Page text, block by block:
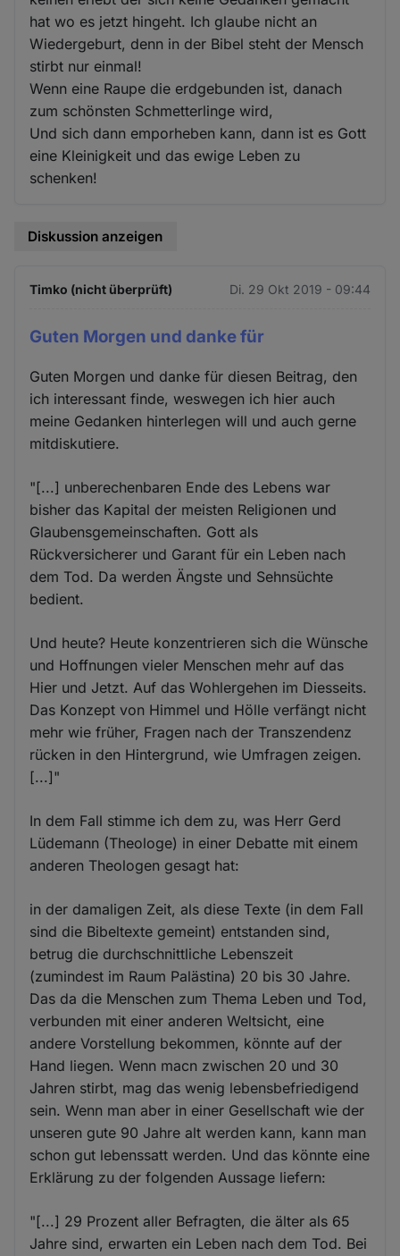
hat wo es jetzt hingeht. Ich glaube nicht an
Wiedergeburt, denn in der Bibel steht der Mensch
stirbt nur einmal!
Wenn eine Raupe die erdgebunden ist, danach
zum schönsten Schmetterlinge wird,
Und sich dann emporheben kann, dann ist es Gott
eine Kleinigkeit und das ewige Leben zu
schenken!
Diskussion anzeigen
Timko (nicht überprüft) Di. 29 Okt 2019 - 09:44
Guten Morgen und danke für
Guten Morgen und danke für diesen Beitrag, den
ich interessant finde, weswegen ich hier auch
meine Gedanken hinterlegen will und auch gerne
mitdiskutiere.
"[...] unberechenbaren Ende des Lebens war
bisher das Kapital der meisten Religionen und
Glaubensgemeinschaften. Gott als
Rückversicherer und Garant für ein Leben nach
dem Tod. Da werden Ängste und Sehnsüchte
bedient.
Und heute? Heute konzentrieren sich die Wünsche
und Hoffnungen vieler Menschen mehr auf das
Hier und Jetzt. Auf das Wohlergehen im Diesseits.
Das Konzept von Himmel und Hölle verfängt nicht
mehr wie früher, Fragen nach der Transzendenz
rücken in den Hintergrund, wie Umfragen zeigen.
[...]"
In dem Fall stimme ich dem zu, was Herr Gerd
Lüdemann (Theologe) in einer Debatte mit einem
anderen Theologen gesagt hat:
in der damaligen Zeit, als diese Texte (in dem Fall
sind die Bibeltexte gemeint) entstanden sind,
betrug die durchschnittliche Lebenszeit
(zumindest im Raum Palästina) 20 bis 30 Jahre.
Das da die Menschen zum Thema Leben und Tod,
verbunden mit einer anderen Weltsicht, eine
andere Vorstellung bekommen, könnte auf der
Hand liegen. Wenn macn zwischen 20 und 30
Jahren stirbt, mag das wenig lebensbefriedigend
sein. Wenn man aber in einer Gesellschaft wie der
unseren gute 90 Jahre alt werden kann, kann man
schon gut lebenssatt werden. Und das könnte eine
Erklärung zu der folgenden Aussage liefern:
"[...] 29 Prozent aller Befragten, die älter als 65
Jahre sind, erwarten ein Leben nach dem Tod. Bei